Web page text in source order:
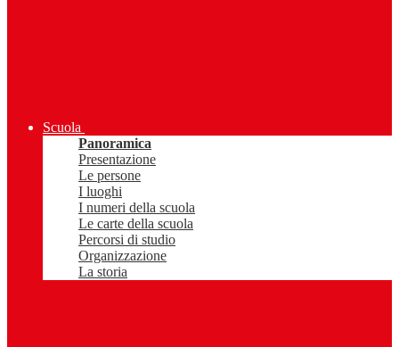
Scuola
Panoramica
Presentazione
Le persone
I luoghi
I numeri della scuola
Le carte della scuola
Percorsi di studio
Organizzazione
La storia